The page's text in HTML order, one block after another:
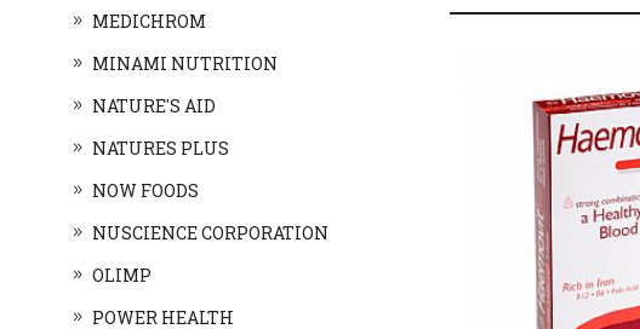
MEDICHROM
MINAMI NUTRITION
NATURE'S AID
NATURES PLUS
NOW FOODS
NUSCIENCE CORPORATION
OLIMP
POWER HEALTH